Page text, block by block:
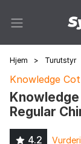
Hjem > Turutstyr
Knowledge
Regular
4.2